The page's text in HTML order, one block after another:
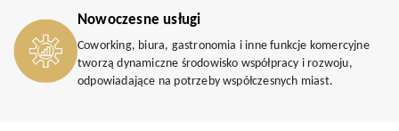
Nowoczesne usługi
Coworking, biura, gastronomia i inne funkcje komercyjne
tworzą dynamiczne środowisko współpracy i rozwoju,
odpowiadające na potrzeby współczesnych miast.